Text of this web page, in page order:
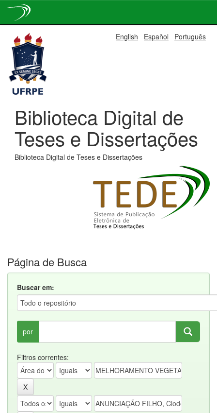
navigation
English Español Português
Biblioteca Digital de
Teses e Dissertações
Biblioteca Digital de Teses e Dissertações
Página de Busca
Buscar em:
por
Filtros correntes: